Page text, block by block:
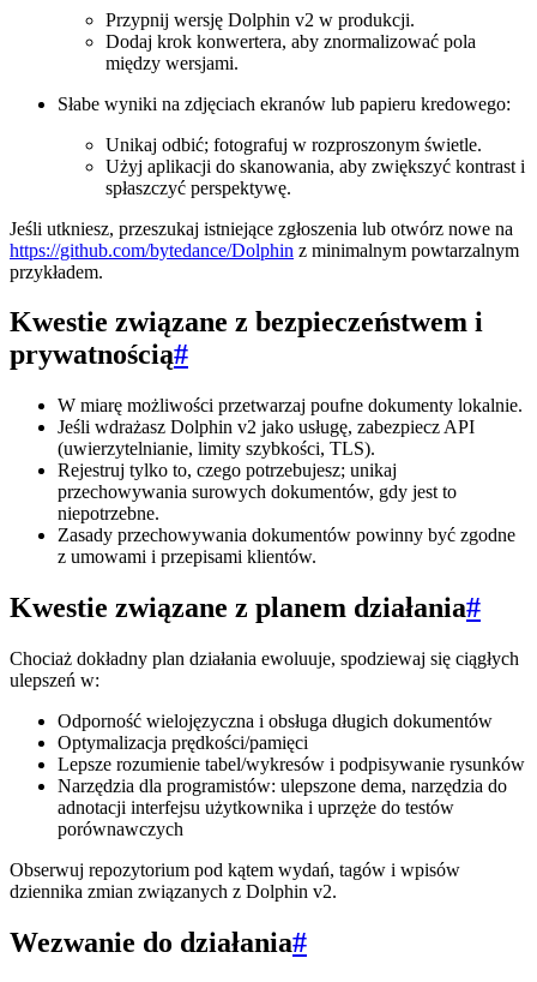
Przypnij wersję Dolphin v2 w produkcji.
Dodaj krok konwertera, aby znormalizować pola
między wersjami.
Słabe wyniki na zdjęciach ekranów lub papieru kredowego:
Unikaj odbić; fotografuj w rozproszonym świetle.
Użyj aplikacji do skanowania, aby zwiększyć kontrast i
spłaszczyć perspektywę.
Jeśli utkniesz, przeszukaj istniejące zgłoszenia lub otwórz nowe na
https://github.com/bytedance/Dolphin z minimalnym powtarzalnym
przykładem.
Kwestie związane z bezpieczeństwem i
prywatnością#
W miarę możliwości przetwarzaj poufne dokumenty lokalnie.
Jeśli wdrażasz Dolphin v2 jako usługę, zabezpiecz API
(uwierzytelnianie, limity szybkości, TLS).
Rejestruj tylko to, czego potrzebujesz; unikaj
przechowywania surowych dokumentów, gdy jest to
niepotrzebne.
Zasady przechowywania dokumentów powinny być zgodne
z umowami i przepisami klientów.
Kwestie związane z planem działania#
Chociaż dokładny plan działania ewoluuje, spodziewaj się ciągłych
ulepszeń w:
Odporność wielojęzyczna i obsługa długich dokumentów
Optymalizacja prędkości/pamięci
Lepsze rozumienie tabel/wykresów i podpisywanie rysunków
Narzędzia dla programistów: ulepszone dema, narzędzia do
adnotacji interfejsu użytkownika i uprzęże do testów
porównawczych
Obserwuj repozytorium pod kątem wydań, tagów i wpisów
dziennika zmian związanych z Dolphin v2.
Wezwanie do działania#